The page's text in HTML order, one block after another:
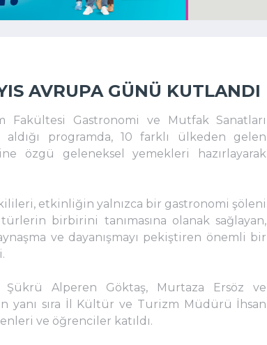
AVRUPA GÜNÜ KUTLANDI
Fakültesi Gastronomi ve Mutfak Sanatları
programda, 10 farklı ülkeden gelen
özgü geleneksel yemekleri hazırlayarak
etkinliğin yalnızca bir gastronomi şöleni
birbirini tanımasına olanak sağlayan,
ve dayanışmayı pekiştiren önemli bir
Şükrü Alperen Göktaş, Murtaza Ersöz ve
yanı sıra İl Kültür ve Turizm Müdürü İhsan
ve öğrenciler katıldı.